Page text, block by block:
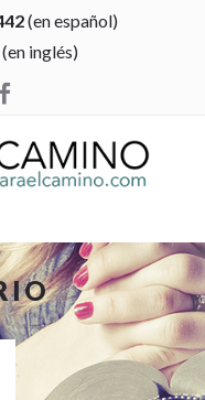
(en español)
(en inglés)
